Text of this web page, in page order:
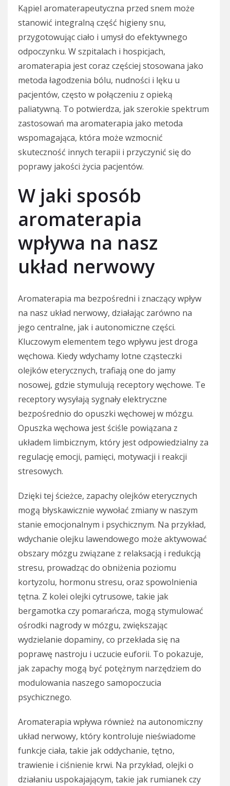
Kąpiel aromaterapeutyczna przed snem może
stanowić integralną część higieny snu,
przygotowując ciało i umysł do efektywnego
odpoczynku. W szpitalach i hospicjach,
aromaterapia jest coraz częściej stosowana jako
metoda łagodzenia bólu, nudności i lęku u
pacjentów, często w połączeniu z opieką
paliatywną. To potwierdza, jak szerokie spektrum
zastosowań ma aromaterapia jako metoda
wspomagająca, która może wzmocnić
skuteczność innych terapii i przyczynić się do
poprawy jakości życia pacjentów.
W jaki sposób
aromaterapia
wpływa na nasz
układ nerwowy
Aromaterapia ma bezpośredni i znaczący wpływ
na nasz układ nerwowy, działając zarówno na
jego centralne, jak i autonomiczne części.
Kluczowym elementem tego wpływu jest droga
węchowa. Kiedy wdychamy lotne cząsteczki
olejków eterycznych, trafiają one do jamy
nosowej, gdzie stymulują receptory węchowe. Te
receptory wysyłają sygnały elektryczne
bezpośrednio do opuszki węchowej w mózgu.
Opuszka węchowa jest ściśle powiązana z
układem limbicznym, który jest odpowiedzialny za
regulację emocji, pamięci, motywacji i reakcji
stresowych.
Dzięki tej ścieżce, zapachy olejków eterycznych
mogą błyskawicznie wywołać zmiany w naszym
stanie emocjonalnym i psychicznym. Na przykład,
wdychanie olejku lawendowego może aktywować
obszary mózgu związane z relaksacją i redukcją
stresu, prowadząc do obniżenia poziomu
kortyzolu, hormonu stresu, oraz spowolnienia
tętna. Z kolei olejki cytrusowe, takie jak
bergamotka czy pomarańcza, mogą stymulować
ośrodki nagrody w mózgu, zwiększając
wydzielanie dopaminy, co przekłada się na
poprawę nastroju i uczucie euforii. To pokazuje,
jak zapachy mogą być potężnym narzędziem do
modulowania naszego samopoczucia
psychicznego.
Aromaterapia wpływa również na autonomiczny
układ nerwowy, który kontroluje nieświadome
funkcje ciała, takie jak oddychanie, tętno,
trawienie i ciśnienie krwi. Na przykład, olejki o
działaniu uspokajającym, takie jak rumianek czy